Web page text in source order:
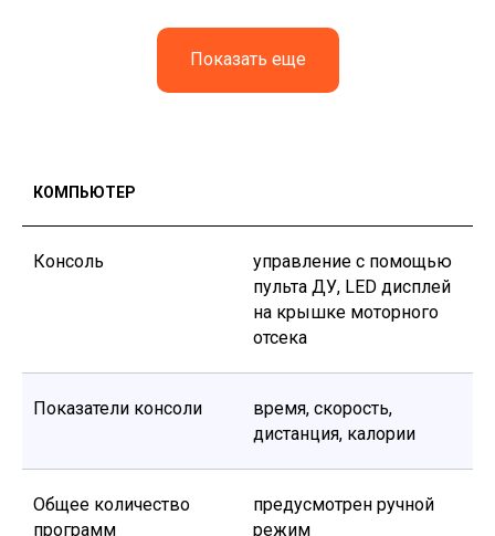
Показать еще
КОМПЬЮТЕР
Консоль
управление с помощью
пульта ДУ, LED дисплей
на крышке моторного
отсека
Показатели консоли
время, скорость,
дистанция, калории
Общее количество
программ
предусмотрен ручной
режим